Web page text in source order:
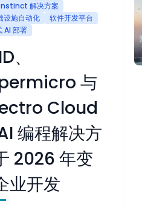
解决方案
设施自动化
软件开发平台
AI 部署
、
与
Cloud
编程解决方
2026 年变
业开发